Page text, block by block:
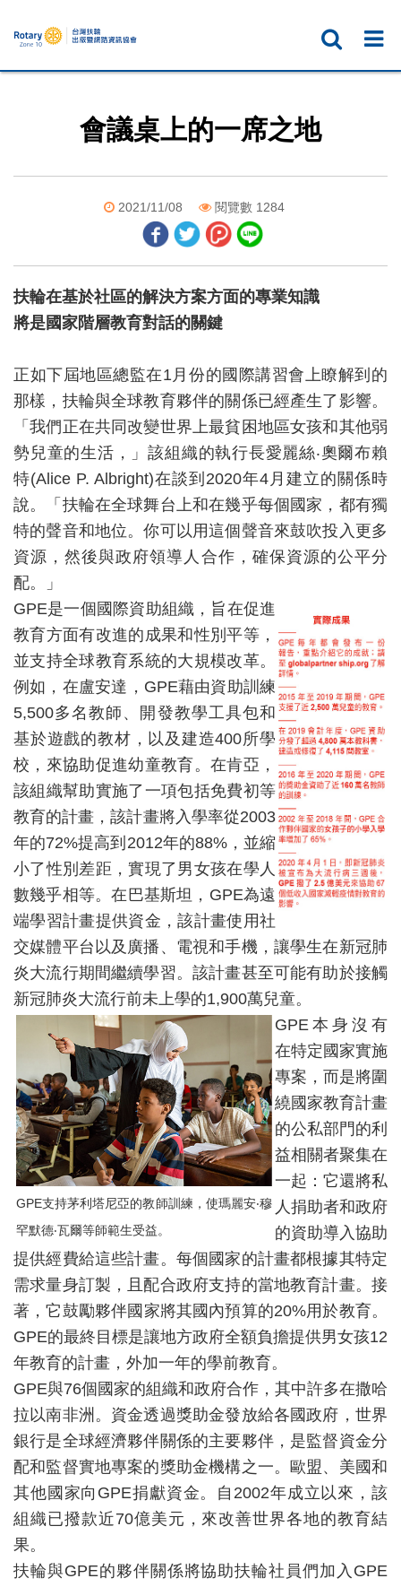
會議桌上的一席之地
2021/11/08 閱覽數 1284
扶輪在基於社區的解決方案方面的專業知識
將是國家階層教育對話的關鍵
正如下屆地區總監在1月份的國際講習會上瞭解到的
那樣，扶輪與全球教育夥伴的關係已經產生了影響。
「我們正在共同改變世界上最貧困地區女孩和其他弱
勢兒童的生活，」該組織的執行長愛麗絲‧奧爾布賴
特(Alice P. Albright)在談到2020年4月建立的關係時
說。「扶輪在全球舞台上和在幾乎每個國家，都有獨
特的聲音和地位。你可以用這個聲音來鼓吹投入更多
資源，然後與政府領導人合作，確保資源的公平分
配。」
GPE是一個國際資助組織，旨在促進
教育方面有改進的成果和性別平等，
並支持全球教育系統的大規模改革。
例如，在盧安達，GPE藉由資助訓練
5,500多名教師、開發教學工具包和
基於遊戲的教材，以及建造400所學
校，來協助促進幼童教育。在肯亞，
該組織幫助實施了一項包括免費初等
教育的計畫，該計畫將入學率從2003
年的72%提高到2012年的88%，並縮
小了性別差距，實現了男女孩在學人
數幾乎相等。在巴基斯坦，GPE為遠
端學習計畫提供資金，該計畫使用社
交媒體平台以及廣播、電視和手機，讓學生在新冠肺
炎大流行期間繼續學習。該計畫甚至可能有助於接觸
新冠肺炎大流行前未上學的1,900萬兒童。
GPE支持茅利塔尼亞的教師訓練，使瑪麗安‧穆
罕默德‧瓦爾等師範生受益。
GPE本身沒有
在特定國家實施
專案，而是將圍
繞國家教育計畫
的公私部門的利
益相關者聚集在
一起：它還將私
人捐助者和政府
的資助導入協助
提供經費給這些計畫。每個國家的計畫都根據其特定
需求量身訂製，且配合政府支持的當地教育計畫。接
著，它鼓勵夥伴國家將其國內預算的20%用於教育。
GPE的最終目標是讓地方政府全額負擔提供男女孩12
年教育的計畫，外加一年的學前教育。
GPE與76個國家的組織和政府合作，其中許多在撒哈
拉以南非洲。資金透過獎助金發放給各國政府，世界
銀行是全球經濟夥伴關係的主要夥伴，是監督資金分
配和監督實地專案的獎助金機構之一。歐盟、美國和
其他國家向GPE捐獻資金。自2002年成立以來，該
組織已撥款近70億美元，來改善世界各地的教育結
果。
扶輪與GPE的夥伴關係將協助扶輪社員們加入GPE